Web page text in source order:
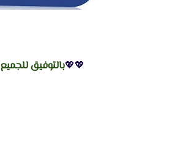
💖💖بالتوفيق للجميع